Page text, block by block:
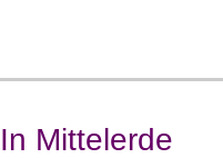
In Mittelerde